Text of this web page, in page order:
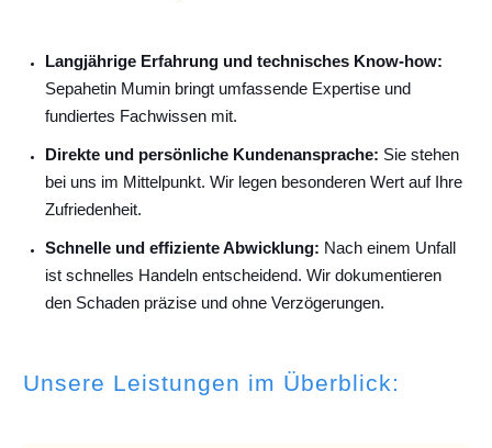
Langjährige Erfahrung und technisches Know-how:
Sepahetin Mumin bringt umfassende Expertise und
fundiertes Fachwissen mit.
Direkte und persönliche Kundenansprache: Sie stehen
bei uns im Mittelpunkt. Wir legen besonderen Wert auf Ihre
Zufriedenheit.
Schnelle und effiziente Abwicklung: Nach einem Unfall
ist schnelles Handeln entscheidend. Wir dokumentieren
den Schaden präzise und ohne Verzögerungen.
Unsere Leistungen im Überblick: